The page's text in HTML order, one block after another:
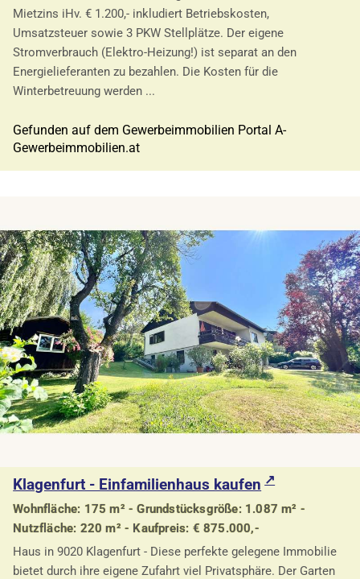
Mietzins iHv. € 1.200,- inkludiert Betriebskosten,
Umsatzsteuer sowie 3 PKW Stellplätze. Der eigene
Stromverbrauch (Elektro-Heizung!) ist separat an den
Energielieferanten zu bezahlen. Die Kosten für die
Winterbetreuung werden ...
Gefunden auf dem Gewerbeimmobilien Portal A-
Gewerbeimmobilien.at
Klagenfurt - Einfamilienhaus kaufen
Wohnfläche: 175 m² - Grundstücksgröße: 1.087 m² -
Nutzfläche: 220 m² - Kaufpreis: € 875.000,-
Haus in 9020 Klagenfurt - Diese perfekte gelegene Immobilie
bietet durch ihre eigene Zufahrt viel Privatsphäre. Der Garten